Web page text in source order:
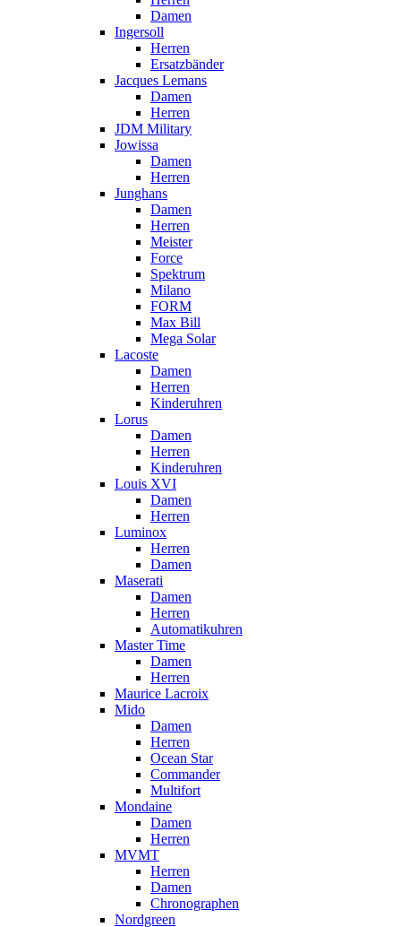
Damen
Ingersoll
Herren
Ersatzbänder
Jacques Lemans
Damen
Herren
JDM Military
Jowissa
Damen
Herren
Junghans
Damen
Herren
Meister
Force
Spektrum
Milano
FORM
Max Bill
Mega Solar
Lacoste
Damen
Herren
Kinderuhren
Lorus
Damen
Herren
Kinderuhren
Louis XVI
Damen
Herren
Luminox
Herren
Damen
Maserati
Damen
Herren
Automatikuhren
Master Time
Damen
Herren
Maurice Lacroix
Mido
Damen
Herren
Ocean Star
Commander
Multifort
Mondaine
Damen
Herren
MVMT
Herren
Damen
Chronographen
Nordgreen